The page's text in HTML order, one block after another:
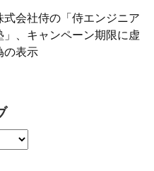
式会社侍の「侍エンジニア
」、キャンペーン期限に虚
の表示